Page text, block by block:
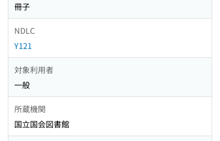
冊子
NDLC
Y121
対象利用者
一般
所蔵機関
国立国会図書館